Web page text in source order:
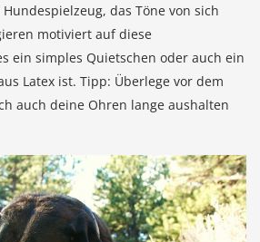
das Töne von sich
motiviert auf diese
ein simples Quietschen oder auch ein
Latex ist. Tipp: Überlege vor dem
auch deine Ohren lange aushalten